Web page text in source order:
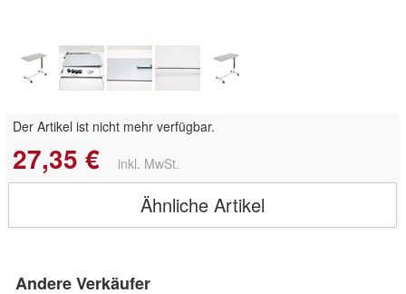
Der Artikel ist nicht mehr verfügbar.
27,35 € inkl. MwSt.
Ähnliche Artikel
Andere Verkäufer